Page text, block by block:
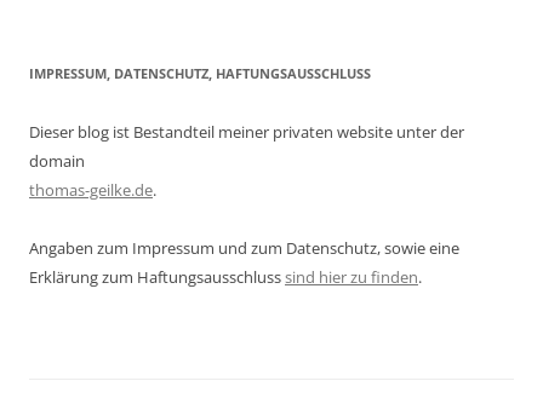
IMPRESSUM, DATENSCHUTZ, HAFTUNGSAUSSCHLUSS
Dieser blog ist Bestandteil meiner privaten website unter der
domain
thomas-geilke.de.
Angaben zum Impressum und zum Datenschutz, sowie eine
Erklärung zum Haftungsausschlusssind hier zu finden.